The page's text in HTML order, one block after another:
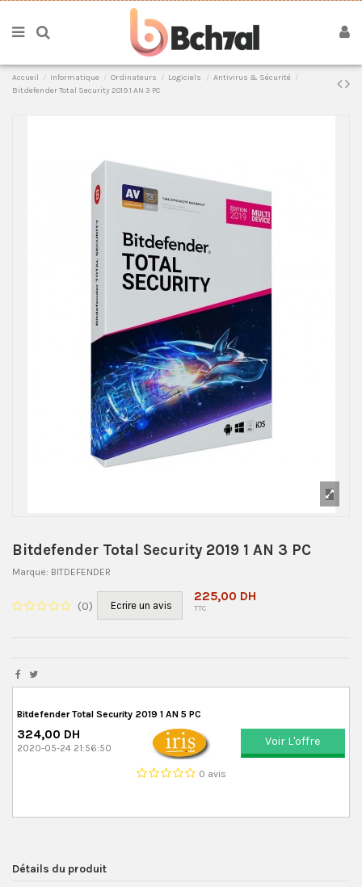
Accueil Informatique Ordinateurs Logiciels
Antivirus & Sécurité
Bitdefender Total Security 2019 1 AN 3 PC
Bitdefender Total Security 2019 1 AN 3 PC
Marque: BITDEFENDER
(0) Ecrire un avis
225,00 DH
TTC
Bitdefender Total Security 2019 1 AN 5 PC
324,00 DH
2020-05-24 21:56:50
0 avis
Voir L'offre
Détails du produit